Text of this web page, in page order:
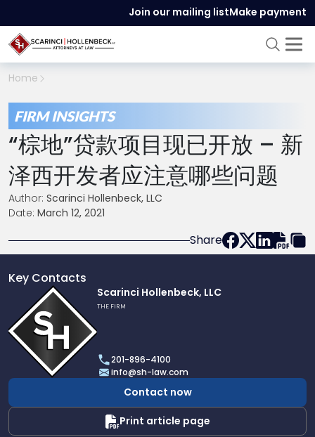
Join our mailing listMake payment
Home
FIRM INSIGHTS
“棕地”贷款项目现已开放 – 新
泽西开发者应注意哪些问题
Author: Scarinci Hollenbeck, LLC
Date: March 12, 2021
Share
Key Contacts
profile
of
Scarinci
Hollenbeck,
LLC
Scarinci Hollenbeck, LLC
THE FIRM
201-896-4100
info@sh-law.com
Contact now
Print article page